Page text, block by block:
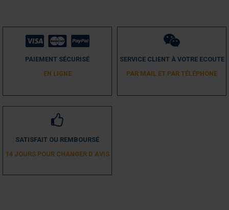
1
PAIEMENT SÉCURISÉ
EN LIGNE
SERVICE CLIENT À VOTRE ECOUTE
PAR MAIL ET PAR TÉLÉPHONE
SATISFAIT OU REMBOURSÉ
14 JOURS POUR CHANGER D´AVIS